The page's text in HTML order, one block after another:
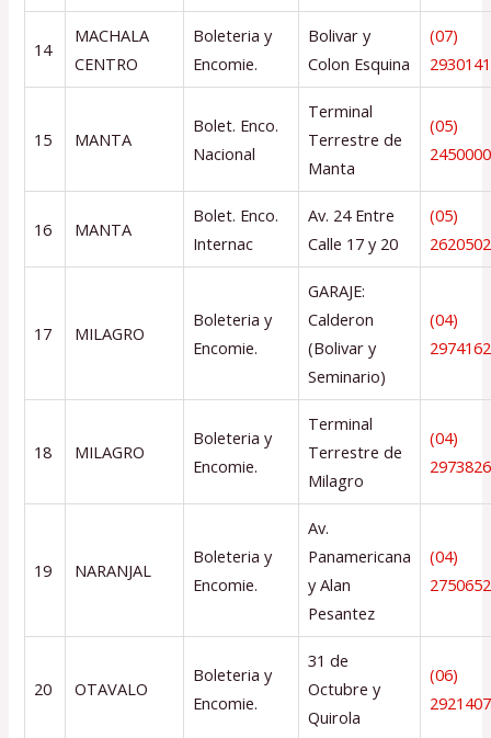
14
MACHALA
CENTRO
Boleteria y
Encomie.
Bolivar y
Colon Esquina
(07)
2930141
15 MANTA
Bolet. Enco.
Nacional
Terminal
Terrestre de
Manta
(05)
2450000
16 MANTA
Bolet. Enco.
Internac
Av. 24 Entre
Calle 17 y 20
(05)
2620502
17 MILAGRO
Boleteria y
Encomie.
GARAJE:
Calderon
(Bolivar y
Seminario)
(04)
2974162
18 MILAGRO
Boleteria y
Encomie.
Terminal
Terrestre de
Milagro
(04)
2973826
19 NARANJAL
Boleteria y
Encomie.
Av.
Panamericana
y Alan
Pesantez
(04)
2750652
20 OTAVALO
Boleteria y
Encomie.
31 de
Octubre y
Quirola
(06)
2921407